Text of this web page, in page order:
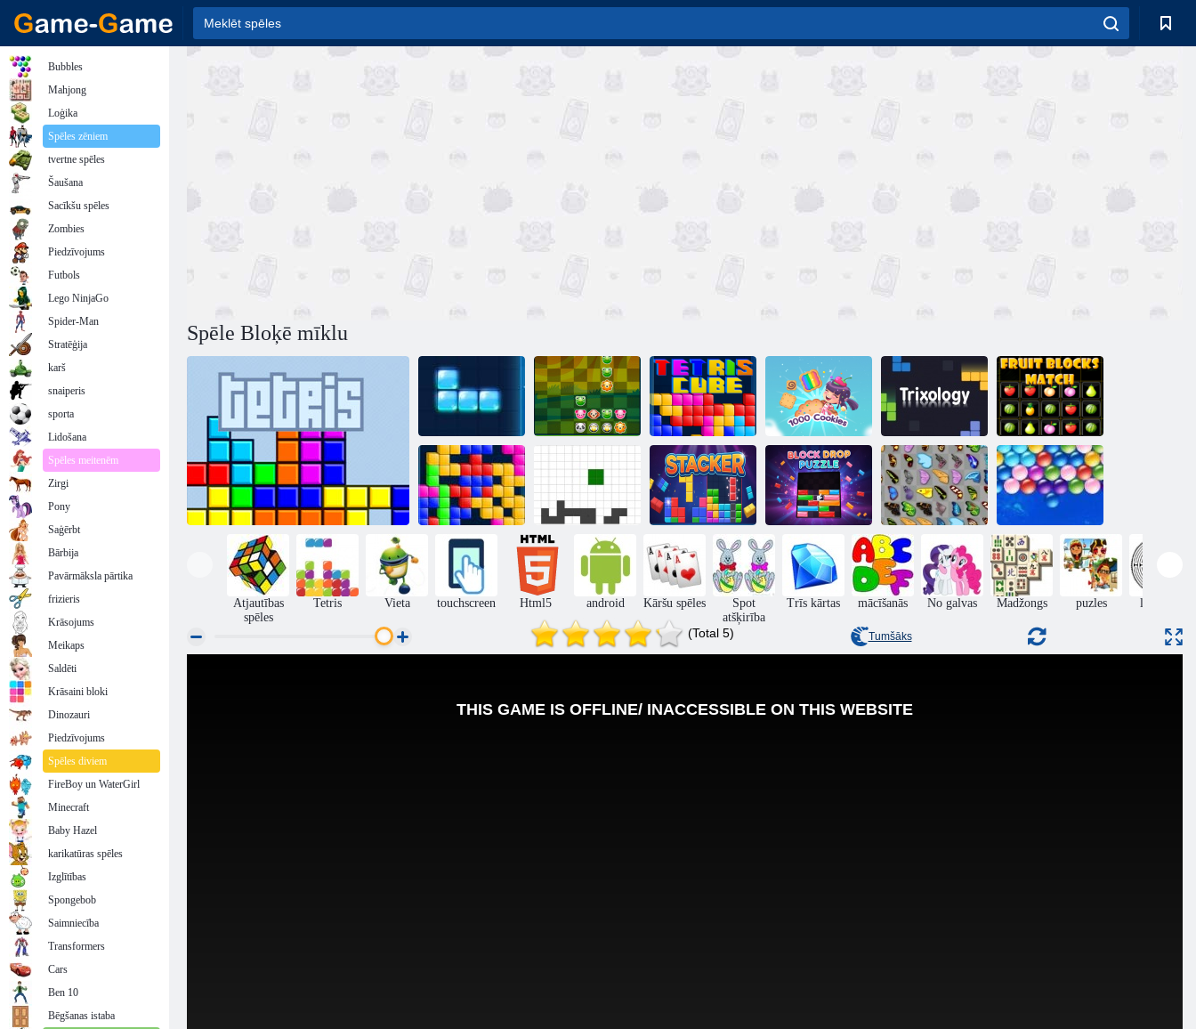
Spēle Bloķē mīklu
Tetra
Pet puse
kolonnas
Tetris kubs 1000 sīkdatnes Triksoloģija
Augļu bloku
spēle
Krītošs kubs Tetris mobilais Krāvējs
Block Drop
Puzzle
Tauriņš kyodai
Bezgalīgi
Atjautības
spēles
Tetris Vieta touchscreen Html5 android Kāršu spēles
Spot
atšķirība
Trīs kārtas mācīšanās No galvas Madžongs puzles labirints
(Total 5) Tumšāks
Bubbles
Mahjong
Loģika
Spēles zēniem
tvertne spēles
Šaušana
Sacīkšu spēles
Zombies
Piedzīvojums
Futbols
Lego NinjaGo
Spider-Man
Stratēģija
karš
snaiperis
sporta
Lidošana
Spēles meitenēm
Zirgi
Pony
Saģērbt
Bārbija
Pavārmāksla pārtika
frizieris
Krāsojums
Meikaps
Saldēti
Krāsaini bloki
Dinozauri
Piedzīvojums
Spēles diviem
FireBoy un WaterGirl
Minecraft
Baby Hazel
karikatūras spēles
Izglītības
Spongebob
Saimniecība
Transformers
Cars
Ben 10
Bēgšanas istaba